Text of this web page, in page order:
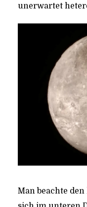
uner­war­tet
Man beach­te